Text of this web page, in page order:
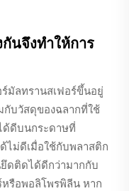
นจึงทำให้การ
มัลทรานสเฟอร์ขึ้นอยู่
กับวัสดุของฉลากที่ใช้
ด้ดีบนกระดาษที่
ไม่ดีเมื่อใช้กับพลาสติก
ดติดได้ดีกว่ามากกับ
หรือพอลิโพรพิลีน หาก